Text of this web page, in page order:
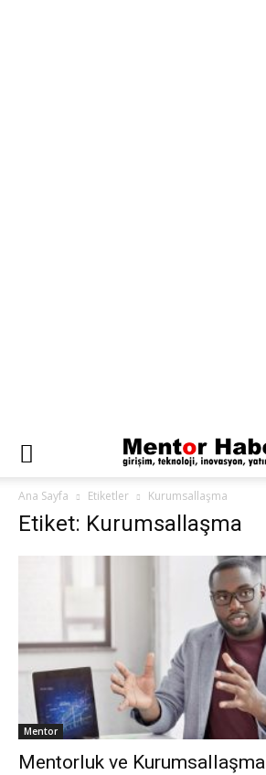
Ana Sayfa Etiketler Kurumsallaşma
Etiket: Kurumsallaşma
Mentor
Mentorluk ve Kurumsallaşma